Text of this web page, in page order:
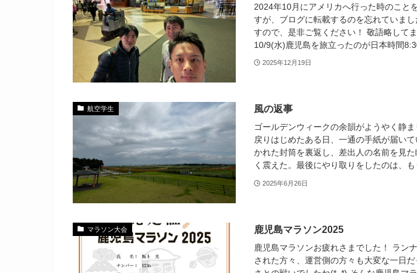
2024年10月にアメリカへ行った時のこと
すが、ブログに転載するのを忘れていま
すので、是非ご覧ください！ 敬語略して
10/9(水)鹿児島を旅立ったのが日本時間
2025年12月19日
航空学生 風の返事
ゴールデンウィークの余韻がようやく静
戻りはじめたある日、一通の手紙が届い
かれた封筒を裏返し、差出人の名前を見
く震えた。最後にやり取りをしたのは、
2025年6月26日
マラソン大会 鹿児島マラソン2025
鹿児島マラソンお疲れさまでした！ ラン
された方々、運営側の方々も大変な一日